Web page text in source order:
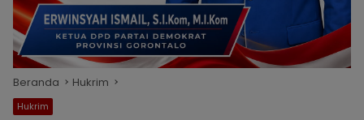
Beranda Hukrim
Hukrim